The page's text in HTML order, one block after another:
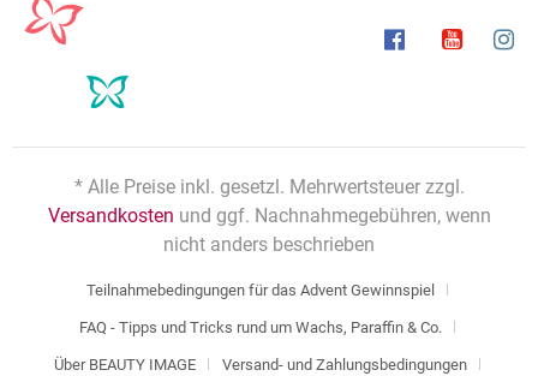
* Alle Preise inkl. gesetzl. Mehrwertsteuer zzgl.
Versandkosten und ggf. Nachnahmegebühren, wenn
nicht anders beschrieben
Teilnahmebedingungen für das Advent Gewinnspiel
FAQ - Tipps und Tricks rund um Wachs, Paraffin & Co.
Über BEAUTY IMAGE Versand- und Zahlungsbedingungen